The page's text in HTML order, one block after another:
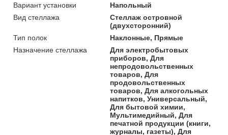
Вариант установки
Напольный
Вид стеллажа
Стеллаж островной
(двухсторонний)
Тип полок
Наклонные, Прямые
Назначение стеллажа
Для электробытовых
приборов, Для
непродовольственных
товаров, Для
продовольственных
товаров, Для алкогольных
напитков, Универсальный,
Для бытовой химии,
Мультимедийный, Для
печатной продукции (книги,
журналы, газеты), Для